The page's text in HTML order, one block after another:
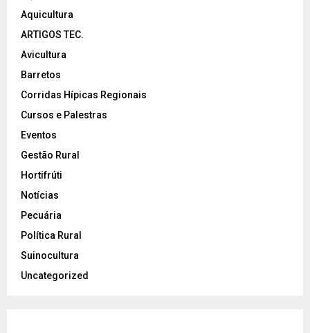
Aquicultura
ARTIGOS TEC.
Avicultura
Barretos
Corridas Hípicas Regionais
Cursos e Palestras
Eventos
Gestão Rural
Hortifrúti
Notícias
Pecuária
Política Rural
Suinocultura
Uncategorized